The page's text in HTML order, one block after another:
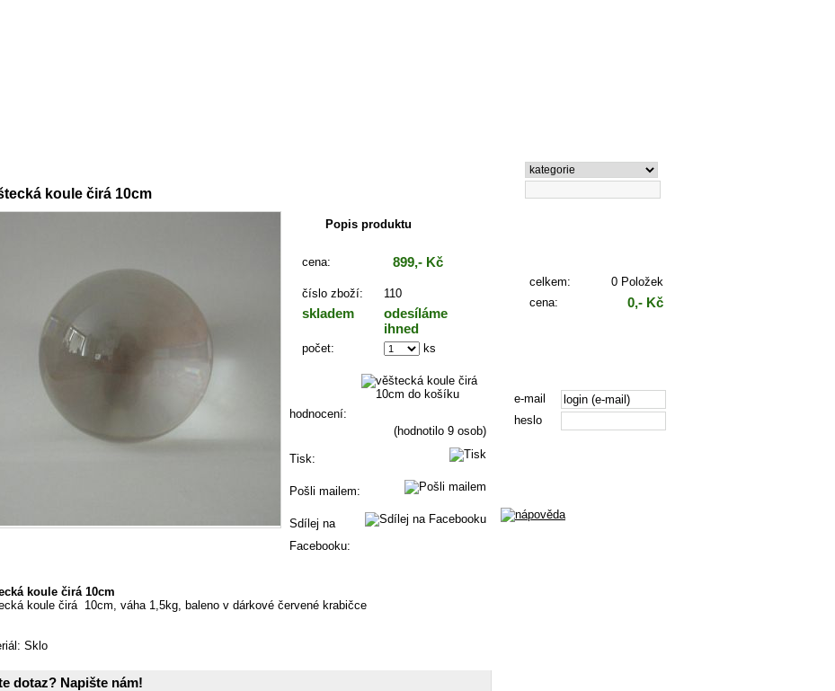
koule čirá 10cm
Popis produktu
cena: 899,- Kč
číslo zboží: 110
skladem
odesíláme
ihned
počet: ks
hodnocení:
(hodnotilo 9 osob)
Tisk:
Pošli mailem:
Sdílej na
Facebooku:
koule čirá 10cm
koule čirá 10cm, váha 1,5kg, baleno v dárkové červené krabičce
Sklo
dotaz? Napište nám!
celkem:
0 Položek
cena:
0,- Kč
e-mail
heslo